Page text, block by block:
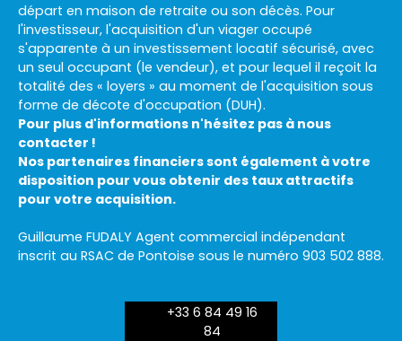
départ en maison de retraite ou son décès. Pour
l'investisseur, l'acquisition d'un viager occupé
s'apparente à un investissement locatif sécurisé, avec
un seul occupant (le vendeur), et pour lequel il reçoit la
totalité des « loyers » au moment de l'acquisition sous
forme de décote d'occupation (DUH).
Pour plus d'informations n'hésitez pas à nous
contacter !
Nos partenaires financiers sont également à votre
disposition pour vous obtenir des taux attractifs
pour votre acquisition.
Guillaume FUDALY Agent commercial indépendant
inscrit au RSAC de Pontoise sous le numéro 903 502 888.
+33 6 84 49 16
84